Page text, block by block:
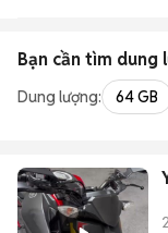
Bạn cần tìm dung
Dung lượng: 64 GB